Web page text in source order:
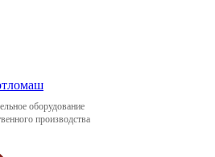
оборудование
производства